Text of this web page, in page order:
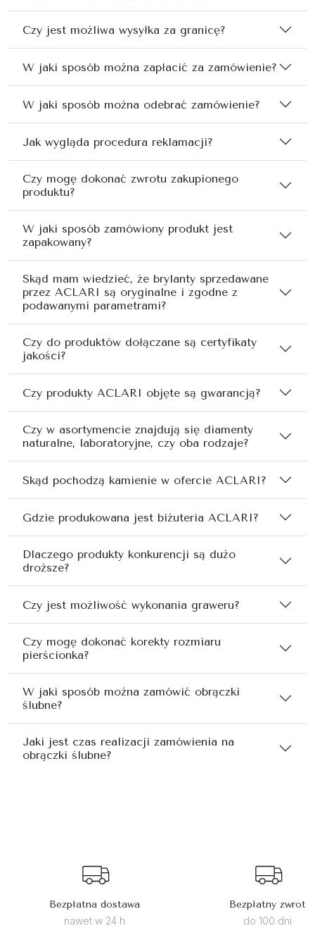
Czy jest możliwa wysyłka za granicę?
W jaki sposób można zapłacić za zamówienie?
W jaki sposób można odebrać zamówienie?
Jak wygląda procedura reklamacji?
Czy mogę dokonać zwrotu zakupionego
produktu?
W jaki sposób zamówiony produkt jest
zapakowany?
Skąd mam wiedzieć, że brylanty sprzedawane
przez ACLARI są oryginalne i zgodne z
podawanymi parametrami?
Czy do produktów dołączane są certyfikaty
jakości?
Czy produkty ACLARI objęte są gwarancją?
Czy w asortymencie znajdują się diamenty
naturalne, laboratoryjne, czy oba rodzaje?
Skąd pochodzą kamienie w ofercie ACLARI?
Gdzie produkowana jest biżuteria ACLARI?
Dlaczego produkty konkurencji są dużo
droższe?
Czy jest możliwość wykonania graweru?
Czy mogę dokonać korekty rozmiaru
pierścionka?
W jaki sposób można zamówić obrączki
ślubne?
Jaki jest czas realizacji zamówienia na
obrączki ślubne?
Bezpłatna dostawa
nawet w 24 h
Bezpłatny zwrot
do 100 dni